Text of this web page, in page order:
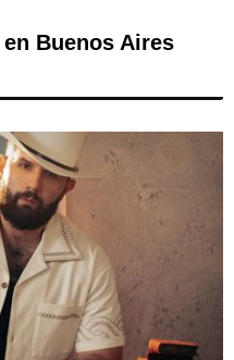
Buenos Aires